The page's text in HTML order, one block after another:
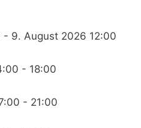
9. August 2026 12:00
- 18:00
- 21:00